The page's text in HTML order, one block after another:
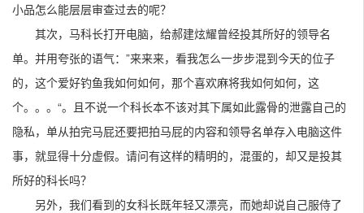
小品怎么能层层审查过去的呢？
其次，马科长打开电脑，给郝建炫耀曾经投其所好的领导名
单。并用夸张的语气：”来来来，看我怎么一步步混到今天的位子
的，这个爱好钓鱼我如何如何，那个喜欢麻将我如何如何，这
个。。。“。且不说一个科长本不该对其下属如此露骨的泄露自己的
隐私，单从拍完马屁还要把拍马屁的内容和领导名单存入电脑这件
事，就显得十分虚假。请问有这样的精明的，混蛋的，却又是投其
所好的科长吗？
另外，我们看到的女科长既年轻又漂亮，而她却说自己服侍了